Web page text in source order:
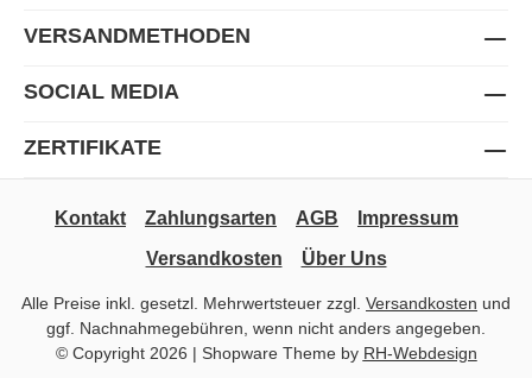
VERSANDMETHODEN
SOCIAL MEDIA
ZERTIFIKATE
Kontakt Zahlungsarten AGB
Impressum
Versandkosten
Über Uns
Alle Preise inkl. gesetzl. Mehrwertsteuer zzgl. Versandkosten und
ggf. Nachnahmegebühren, wenn nicht anders angegeben.
© Copyright 2026 | Shopware Theme by RH-Webdesign